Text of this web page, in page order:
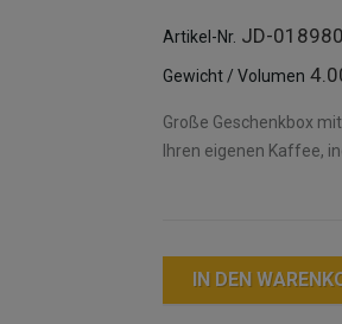
Artikel-Nr. JD-
Gewicht / Volumen
Große Geschenkbox
Ihren eigenen Kaffee,
IN DEN